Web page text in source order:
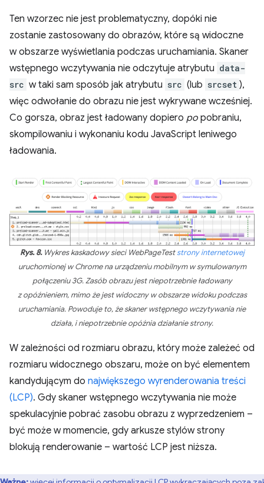
Ten wzorzec nie jest problematyczny, dopóki nie
zostanie zastosowany do obrazów, które są widoczne
w obszarze wyświetlania podczas uruchamiania. Skaner
wstępnego wczytywania nie odczytuje atrybutu data-
src w taki sam sposób jak atrybutu src (lub srcset ),
więc odwołanie do obrazu nie jest wykrywane wcześniej.
Co gorsza, obraz jest ładowany dopiero po pobraniu,
skompilowaniu i wykonaniu kodu JavaScript leniwego
ładowania.
Rys. 8.Wykres kaskadowy sieci WebPageTeststrony internetowej
uruchomionej w Chrome na urządzeniu mobilnym w symulowanym
połączeniu 3G. Zasób obrazu jest niepotrzebnie ładowany
z opóźnieniem, mimo że jest widoczny w obszarze widoku podczas
uruchamiania. Powoduje to, że skaner wstępnego wczytywania nie
działa, i niepotrzebnie opóźnia działanie strony.
W zależności od rozmiaru obrazu, który może zależeć od
rozmiaru widocznego obszaru, może on być elementem
kandydującym do największego wyrenderowania treści
(LCP). Gdy skaner wstępnego wczytywania nie może
spekulacyjnie pobrać zasobu obrazu z wyprzedzeniem –
być może w momencie, gdy arkusze stylów strony
blokują renderowanie – wartość LCP jest niższa.